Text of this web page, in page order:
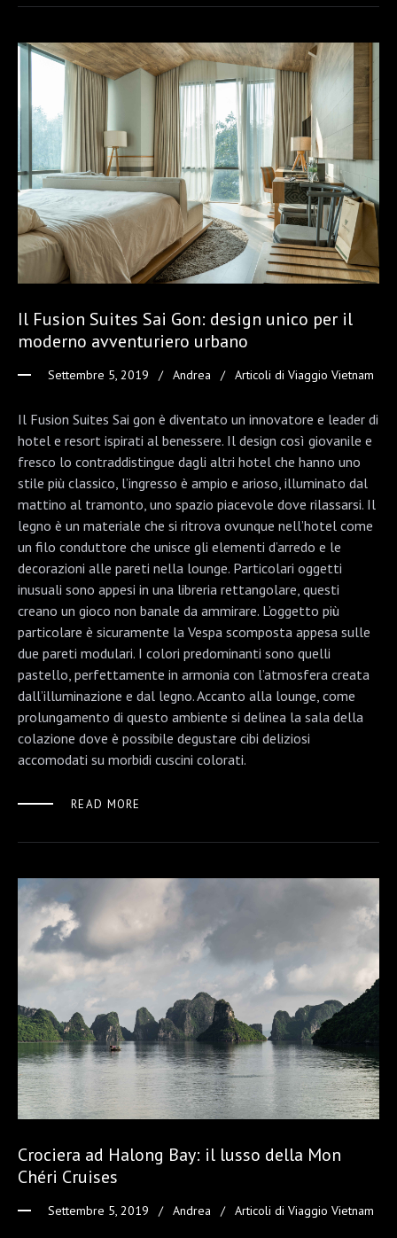
Il Fusion Suites Sai Gon: design unico per il
moderno avventuriero urbano
Settembre 5, 2019 Andrea Articoli di Viaggio Vietnam
Il Fusion Suites Sai gon è diventato un innovatore e leader di
hotel e resort ispirati al benessere. Il design così giovanile e
fresco lo contraddistingue dagli altri hotel che hanno uno
stile più classico, l’ingresso è ampio e arioso, illuminato dal
mattino al tramonto, uno spazio piacevole dove rilassarsi. Il
legno è un materiale che si ritrova ovunque nell’hotel come
un filo conduttore che unisce gli elementi d’arredo e le
decorazioni alle pareti nella lounge. Particolari oggetti
inusuali sono appesi in una libreria rettangolare, questi
creano un gioco non banale da ammirare. L’oggetto più
particolare è sicuramente la Vespa scomposta appesa sulle
due pareti modulari. I colori predominanti sono quelli
pastello, perfettamente in armonia con l’atmosfera creata
dall’illuminazione e dal legno. Accanto alla lounge, come
prolungamento di questo ambiente si delinea la sala della
colazione dove è possibile degustare cibi deliziosi
accomodati su morbidi cuscini colorati.
READ MORE
Crociera ad Halong Bay: il lusso della Mon
Chéri Cruises
Settembre 5, 2019 Andrea Articoli di Viaggio Vietnam